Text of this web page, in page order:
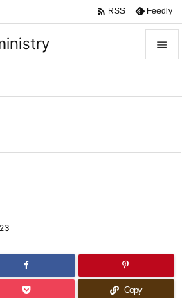

 RSS Feedly
Copy